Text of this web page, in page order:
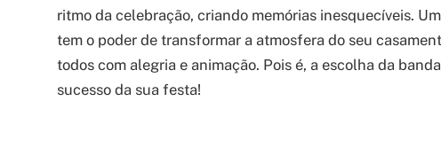
ritmo da celebração, criando memórias inesquecíveis.
tem o poder de transformar a atmosfera do seu
todos com alegria e animação. Pois é, a escolha da
sucesso da sua festa!